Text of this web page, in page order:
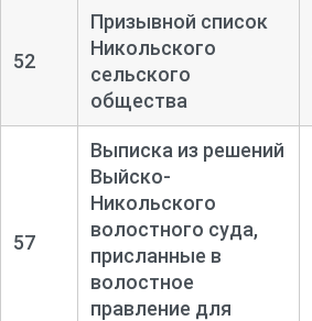
52
Призывной список
Никольского
сельского
общества
57
Выписка из решений
Выйско-
Никольского
волостного суда,
присланные в
волостное
правление для